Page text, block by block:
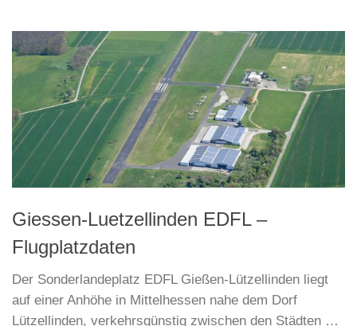
Giessen-Luetzellinden EDFL –
Flugplatzdaten
Der Sonderlandeplatz EDFL Gießen-Lützellinden liegt
auf einer Anhöhe in Mittelhessen nahe dem Dorf
Lützellinden, verkehrsgünstig zwischen den Städten …